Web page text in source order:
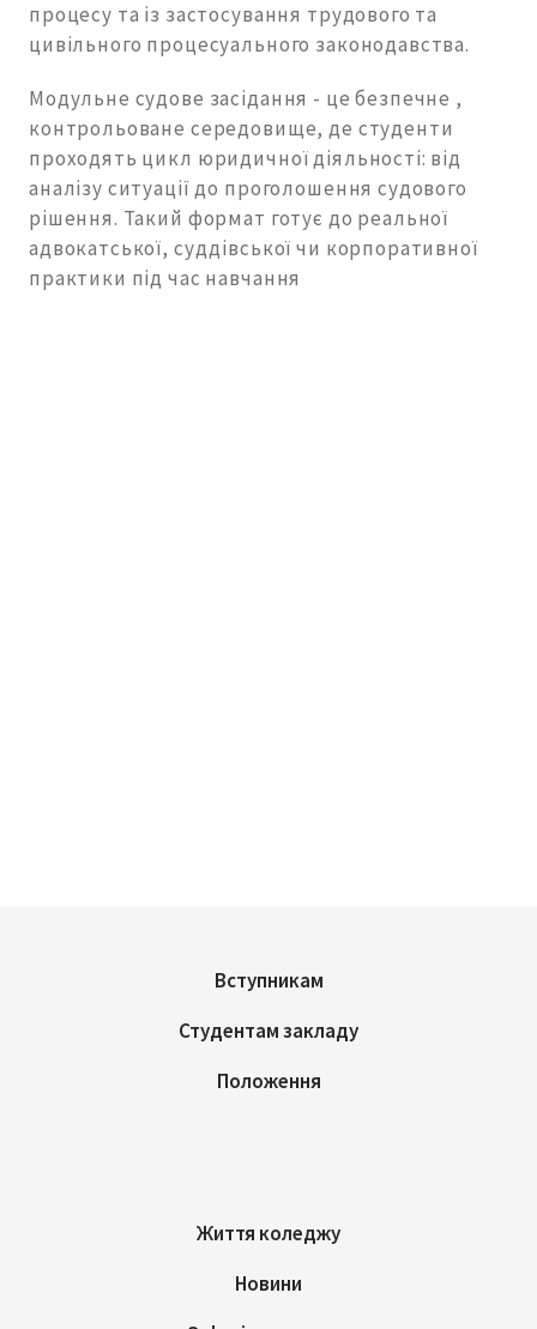
процесу та із застосування трудового та
цивільного процесуального законодавства.
Модульне судове засідання - це безпечне ,
контрольоване середовище, де студенти
проходять цикл юридичної діяльності: від
аналізу ситуації до проголошення судового
рішення. Такий формат готує до реальної
адвокатської, суддівської чи корпоративної
практики під час навчання
Вступникам
Студентам закладу
Положення
Життя коледжу
Новини